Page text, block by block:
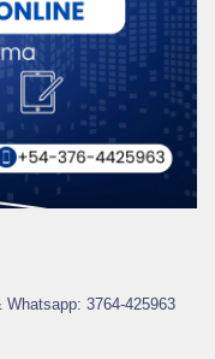
3764-425963